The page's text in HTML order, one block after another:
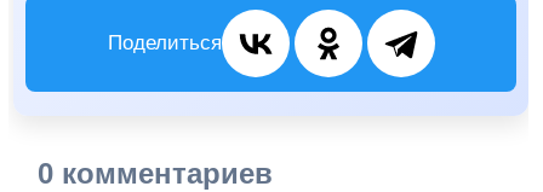
Поделиться
0 комментариев